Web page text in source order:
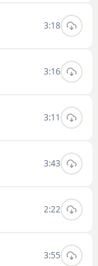
3:18
3:16
3:11
3:43
2:22
3:55